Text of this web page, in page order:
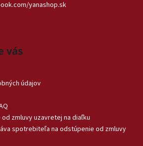
yanashop.sk
vás
údajov
zmluvy uzavretej na diaľku
spotrebiteľa na odstúpenie od zmluvy